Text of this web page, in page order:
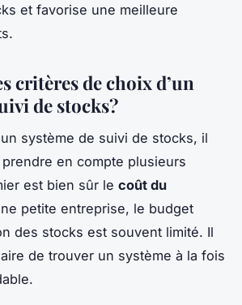
et favorise une meilleure
critères de choix d’un
de stocks?
système de suivi de stocks, il
en compte plusieurs
est bien sûr le coût du
petite entreprise, le budget
des stocks est souvent limité. Il
de trouver un système à la fois